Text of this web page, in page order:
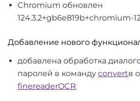
Chromium обновлен
124.3.2+gb6e819b+chromium-
Добавление нового
добавлена обработка
паролей в команду convertв
finereaderOCR